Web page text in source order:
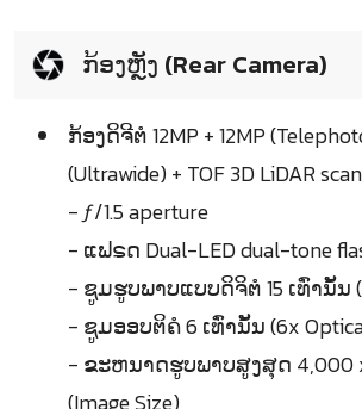
ກ້ອງຫຼັງ (Rear Camera)
ກ້ອງດິຈີຕໍ 12MP + 12MP
(Ultrawide) + TOF 3D LiDAR
- ƒ/1.5 aperture
- ແຟຣດ Dual-LED dual-tone
- ຊູມຮູບພາບແບບດິຈິຕໍ 15 ເທົ່ານັ້ນ
- ຊູມອອບຕິຄໍ 6 ເທົ່ານັ້ນ (6x
- ຂະຫນາດຮູບພາບສູງສຸດ 4,000